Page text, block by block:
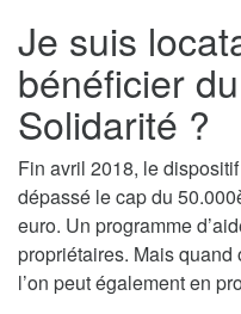
Je suis
bénéficier
Solidarité ?
Fin avril 2018, le
dépassé le cap du
euro. Un programme
propriétaires. Mais
l’on peut également en